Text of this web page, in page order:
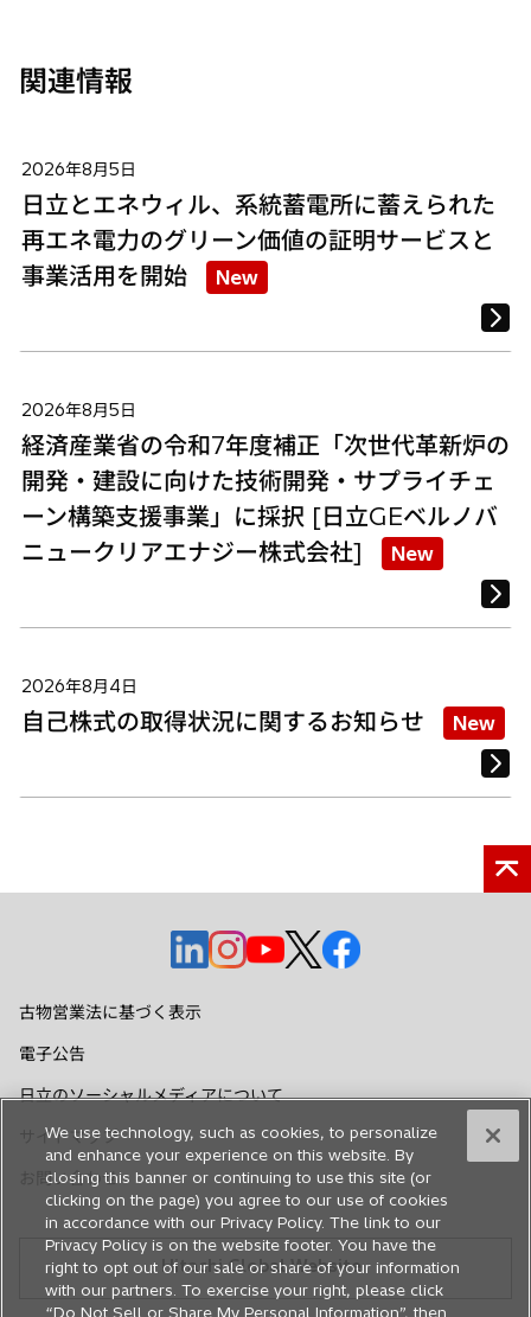
関連情報
2026年8月5日
日立とエネウィル、系統蓄電所に蓄えられた
再エネ電力のグリーン価値の証明サービスと
事業活用を開始
New
2026年8月5日
経済産業省の令和7年度補正「次世代革新炉の
開発・建設に向けた技術開発・サプライチェ
ーン構築支援事業」に採択 [日立GEベルノバ
ニュークリアエナジー株式会社]
New
2026年8月4日
自己株式の取得状況に関するお知らせ New
新
し
で
く
新
で
く
新
し
く
新
し
く
新
く
古物営業法に基づく表示
電子公告
日立のソーシャルメディアについて
サイトマップ
お問い合わせ
Hitachi Global Website
We use technology, such as cookies, to personalize
and enhance your experience on this website. By
closing this banner or continuing to use this site (or
clicking on the page) you agree to our use of cookies
in accordance with our Privacy Policy. The link to our
Privacy Policy is on the website footer. You have the
right to opt out of our sale or share of your information
with our partners. To exercise your right, please click
“Do Not Sell or Share My Personal Information”, then